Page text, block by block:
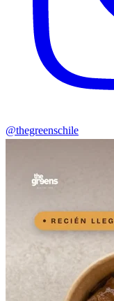
@thegreenschile